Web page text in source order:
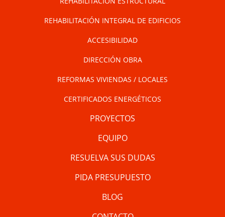
REHABILITACIÓN INTEGRAL DE EDIFICIOS
ACCESIBILIDAD
DIRECCIÓN OBRA
REFORMAS VIVIENDAS / LOCALES
CERTIFICADOS ENERGÉTICOS
PROYECTOS
EQUIPO
RESUELVA SUS DUDAS
PIDA PRESUPUESTO
BLOG